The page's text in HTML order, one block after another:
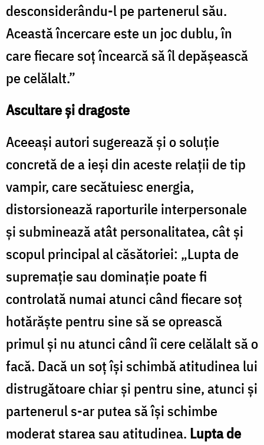
desconsiderându-l pe partenerul său.
Această încercare este un joc dublu, în
care fiecare soţ încearcă să îl depăşească
pe celălalt.”
Ascultare şi dragoste
Aceeaşi autori sugerează şi o soluţie
concretă de a ieşi din aceste relaţii de tip
vampir, care secătuiesc energia,
distorsionează raporturile interpersonale
şi subminează atât personalitatea, cât şi
scopul principal al căsătoriei: „Lupta de
supremaţie sau dominaţie poate fi
controlată numai atunci când fiecare soţ
hotărăşte pentru sine să se oprească
primul şi nu atunci când îi cere celălalt să o
facă. Dacă un soţ îşi schimbă atitudinea lui
distrugătoare chiar şi pentru sine, atunci şi
partenerul s-ar putea să îşi schimbe
moderat starea sau atitudinea. Lupta de